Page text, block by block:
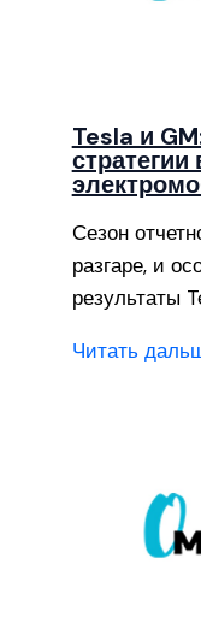
Tesla и
стратегии
Сезон
разгаре, и
результаты
Читать